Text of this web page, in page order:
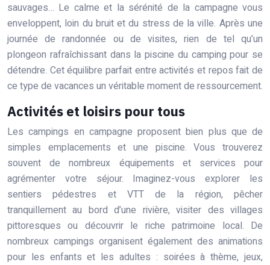
sauvages… Le calme et la sérénité de la campagne vous
enveloppent, loin du bruit et du stress de la ville. Après une
journée de randonnée ou de visites, rien de tel qu’un
plongeon rafraîchissant dans la piscine du camping pour se
détendre. Cet équilibre parfait entre activités et repos fait de
ce type de vacances un véritable moment de ressourcement.
Activités et loisirs pour tous
Les campings en campagne proposent bien plus que de
simples emplacements et une piscine. Vous trouverez
souvent de nombreux équipements et services pour
agrémenter votre séjour. Imaginez-vous explorer les
sentiers pédestres et VTT de la région, pêcher
tranquillement au bord d’une rivière, visiter des villages
pittoresques ou découvrir le riche patrimoine local. De
nombreux campings organisent également des animations
pour les enfants et les adultes : soirées à thème, jeux,